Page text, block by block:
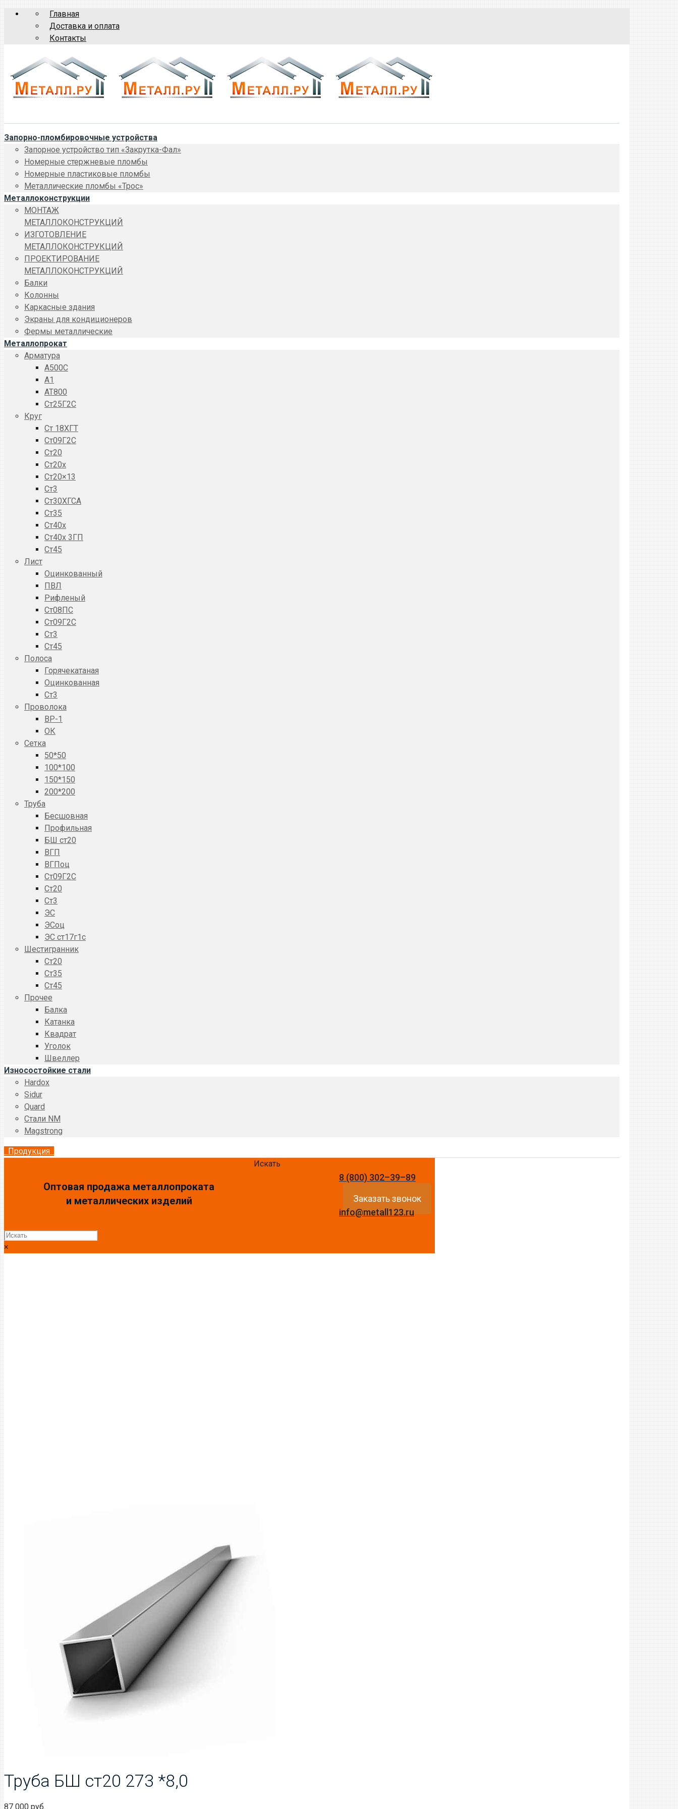
Главная
Доставка и оплата
Контакты
Запорно-пломбировочные устройства
Запорное устройство тип «Закрутка-Фал»
Номерные стержневые пломбы
Номерные пластиковые пломбы
Металлические пломбы «Трос»
Металлоконструкции
МОНТАЖ
МЕТАЛЛОКОНСТРУКЦИЙ
ИЗГОТОВЛЕНИЕ
МЕТАЛЛОКОНСТРУКЦИЙ
ПРОЕКТИРОВАНИЕ
МЕТАЛЛОКОНСТРУКЦИЙ
Балки
Колонны
Каркасные здания
Экраны для кондиционеров
Фермы металлические
Металлопрокат
Арматура
A500C
А1
АТ800
Ст25Г2С
Круг
Ст 18ХГТ
Ст09Г2С
Ст20
Ст20x
Ст20×13
Ст3
Ст30ХГСА
Ст35
Ст40х
Ст40х 3ГП
Ст45
Лист
Оцинкованный
ПВЛ
Рифленый
Ст08ПС
Ст09Г2С
Ст3
Ст45
Полоса
Горячекатаная
Оцинкованная
Ст3
Проволока
ВР-1
ОК
Сетка
50*50
100*100
150*150
200*200
Труба
Бесшовная
Профильная
БШ ст20
ВГП
ВГПоц
Ст09Г2С
Ст20
Ст3
ЭС
ЭСоц
ЭС ст17г1с
Шестигранник
Ст20
Ст35
Ст45
Прочее
Балка
Катанка
Квадрат
Уголок
Швеллер
Износостойкие стали
Hardox
Sidur
Quard
Стали NM
Magstrong
Продукция
Оптовая продажа металлопроката
и металлических изделий
8 (800) 302–39–89
Заказать звонок
info@metall123.ru
Искать
×
Труба БШ ст20 273 *8,0
87 000 руб.